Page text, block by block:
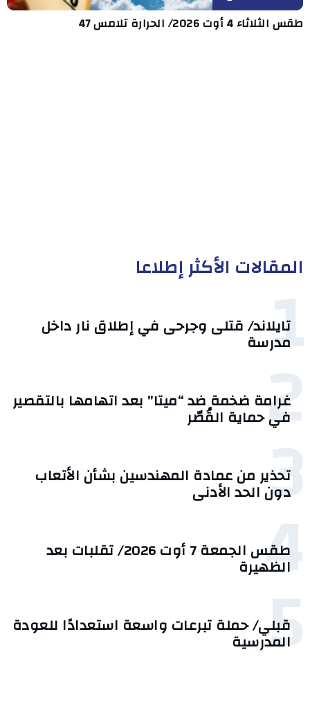
طقس الثلاثاء 4 أوت 2026/ الحرارة تلامس 47
المقالات الأكثر إطلاعا
1
تايلاند/ قتلى وجرحى في إطلاق نار داخل
مدرسة
2
غرامة ضخمة ضد “ميتا” بعد اتهامها بالتقصير
في حماية القُصّر
3
تحذير من عمادة المهندسين بشأن الأتعاب
دون الحد الأدنى
4 طقس الجمعة 7 أوت 2026/ تقلبات بعد
الظهيرة
5
قبلي/ حملة تبرعات واسعة استعدادًا للعودة
المدرسية